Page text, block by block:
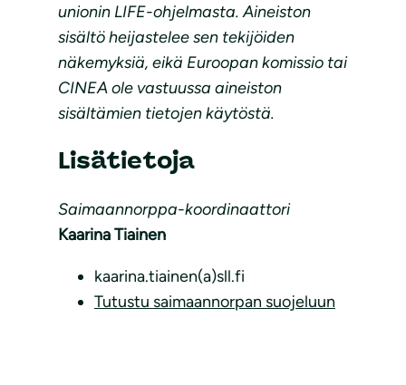
unionin LIFE-ohjelmasta. Aineiston
sisältö heijastelee sen tekijöiden
näkemyksiä, eikä Euroopan komissio tai
CINEA ole vastuussa aineiston
sisältämien tietojen käytöstä.
Lisätietoja
Saimaannorppa-koordinaattori
Kaarina Tiainen
kaarina.tiainen(a)sll.fi
Tutustu saimaannorpan suojeluun